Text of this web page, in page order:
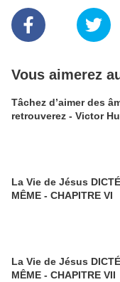
Vous aimerez
Tâchez d’aimer des
retrouverez - Victor
La Vie de Jésus
MÊME - CHAPITRE VI
La Vie de Jésus
MÊME - CHAPITRE VII